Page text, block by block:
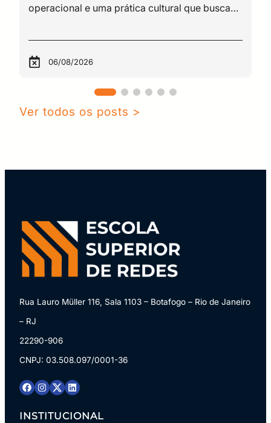
06/08/2026
Ver todos os posts >
Rua Lauro Müller 116, Sala 1103 – Botafogo – Rio de Janeiro
– RJ
22290-906
CNPJ: 03.508.097/0001-36
INSTITUCIONAL